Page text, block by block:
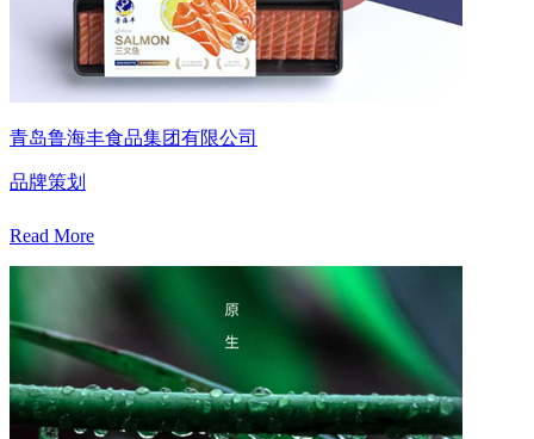
青岛鲁海丰食品集团有限公司
品牌策划
Read More